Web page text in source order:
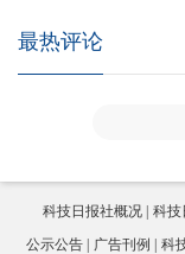
最热评论
科技日报社概况 科技
公示公告
广告刊例 科